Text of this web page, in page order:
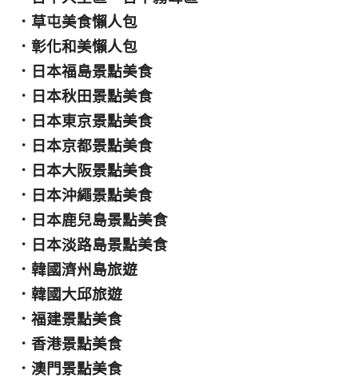
． 草屯美食懶人包
． 彰化和美懶人包
． 日本福島景點美食
． 日本秋田景點美食
． 日本東京景點美食
． 日本京都景點美食
． 日本大阪景點美食
． 日本沖繩景點美食
． 日本鹿兒島景點美食
． 日本淡路島景點美食
． 韓國濟州島旅遊
． 韓國大邱旅遊
． 福建景點美食
． 香港景點美食
． 澳門景點美食